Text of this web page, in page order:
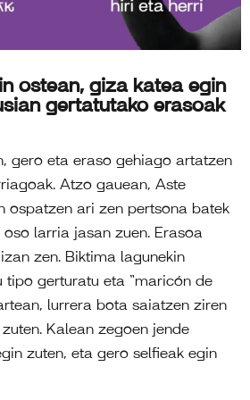
ostean, giza katea egin
gertatutako erasoak
gero eta eraso gehiago artatzen
Atzo gauean, Aste
ospatzen ari zen pertsona batek
larria jasan zuen. Erasoa
zen. Biktima lagunekin
tipo gerturatu eta “maricón de
lurrera bota saiatzen ziren
Kalean zegoen jende
zuten, eta gero selfieak egin